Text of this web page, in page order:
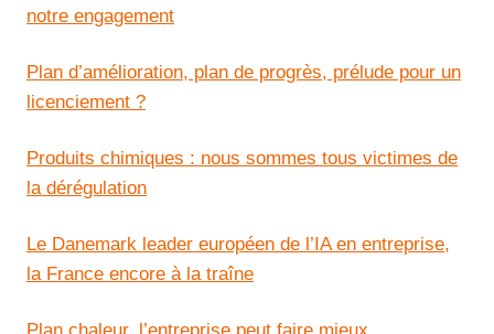
notre engagement
Plan d’amélioration, plan de progrès, prélude pour un
licenciement ?
Produits chimiques : nous sommes tous victimes de
la dérégulation
Le Danemark leader européen de l’IA en entreprise,
la France encore à la traîne